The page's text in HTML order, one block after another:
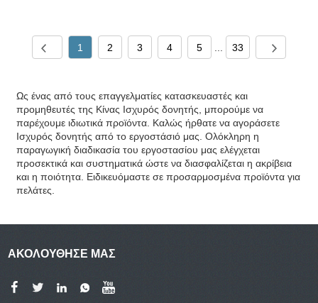
1 2 3 4 5 ... 33
Ως ένας από τους επαγγελματίες κατασκευαστές και
προμηθευτές της Κίνας Ισχυρός δονητής, μπορούμε να
παρέχουμε ιδιωτικά προϊόντα. Καλώς ήρθατε να αγοράσετε
Ισχυρός δονητής από το εργοστάσιό μας. Ολόκληρη η
παραγωγική διαδικασία του εργοστασίου μας ελέγχεται
προσεκτικά και συστηματικά ώστε να διασφαλίζεται η ακρίβεια
και η ποιότητα. Ειδικευόμαστε σε προσαρμοσμένα προϊόντα για
πελάτες.
ΑΚΟΛΟΥΘΗΣΕ ΜΑΣ